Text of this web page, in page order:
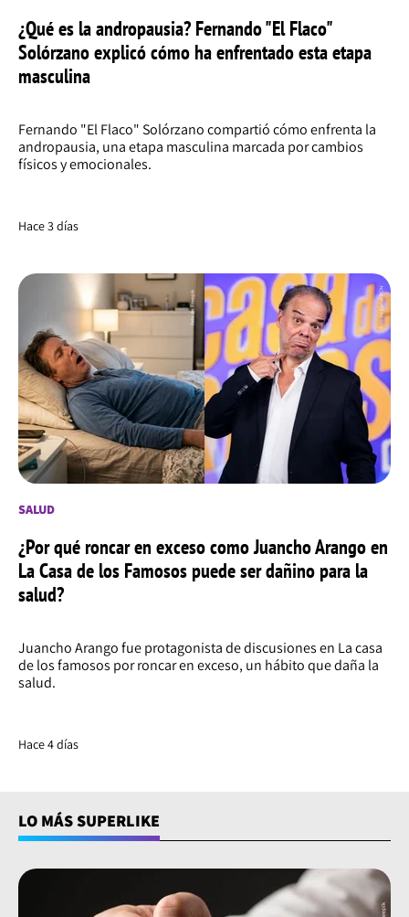
¿Qué es la andropausia? Fernando "El Flaco"
Solórzano explicó cómo ha enfrentado esta etapa
masculina
Fernando "El Flaco" Solórzano compartió cómo enfrenta la
andropausia, una etapa masculina marcada por cambios
físicos y emocionales.
Hace 3 días
SALUD
¿Por qué roncar en exceso como Juancho Arango en
La Casa de los Famosos puede ser dañino para la
salud?
Juancho Arango fue protagonista de discusiones en La casa
de los famosos por roncar en exceso, un hábito que daña la
salud.
Hace 4 días
LO MÁS SUPERLIKE